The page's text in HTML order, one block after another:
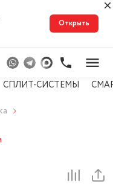
Открыть
СПЛИТ-СИСТЕМЫ